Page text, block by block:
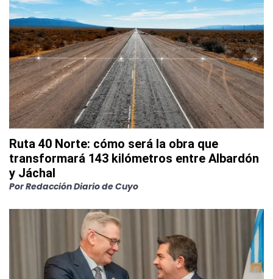
Ruta 40 Norte: cómo será la obra que
transformará 143 kilómetros entre Albardón
y Jáchal
PorRedacción Diario de Cuyo